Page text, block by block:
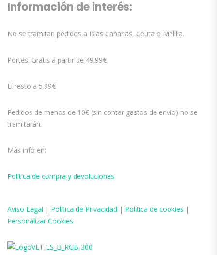
Información de interés:
No se tramitan pedidos a Islas Canarias, Ceuta o Melilla.
Portes: Gratis a partir de 49.99€
El resto a 5.99€
Pedidos de menos de 10€ (sin contar gastos de envío) no se
tramitarán.
Más info en:
Política de compra y devoluciones
Aviso Legal | Política de Privacidad | Política de cookies |
Personalizar Cookies